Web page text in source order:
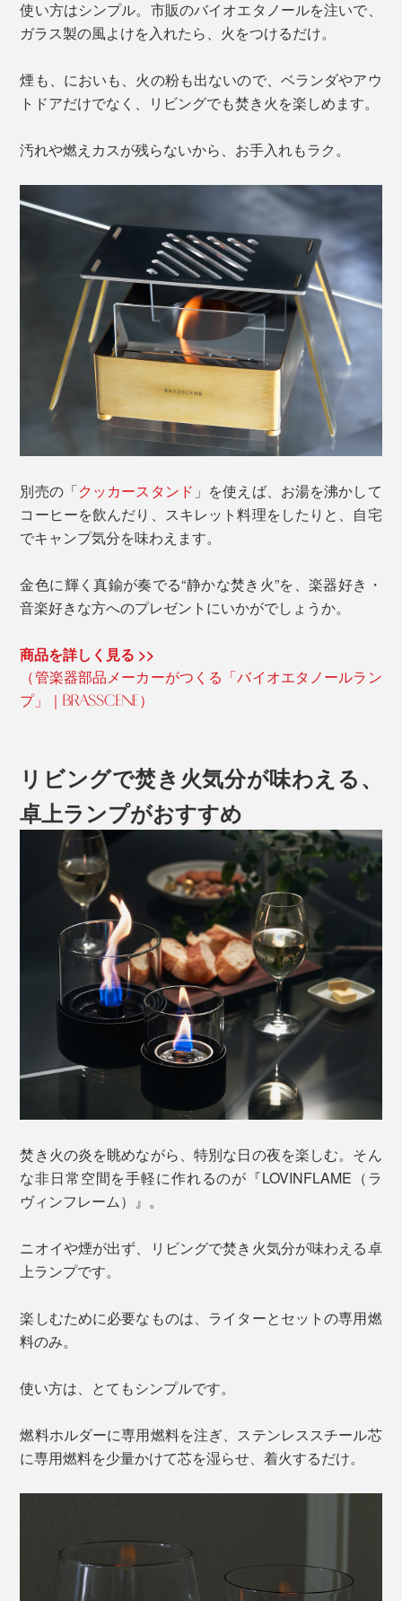
使い方はシンプル。市販のバイオエタノールを注いで、
ガラス製の風よけを入れたら、火をつけるだけ。
煙も、においも、火の粉も出ないので、ベランダやアウ
トドアだけでなく、リビングでも焚き火を楽しめます。
汚れや燃えカスが残らないから、お手入れもラク。
別売の「クッカースタンド 」を使えば、お湯を沸かして
コーヒーを飲んだり、スキレット料理をしたりと、自宅
でキャンプ気分を味わえます。
金色に輝く真鍮が奏でる“静かな焚き火”を、楽器好き・
音楽好きな方へのプレゼントにいかがでしょうか。
商品を詳しく見る >>
（管楽器部品メーカーがつくる「バイオエタノールラン
プ」｜BRASSCENE）
リビングで焚き火気分が味わえる、
卓上ランプがおすすめ
焚き火の炎を眺めながら、特別な日の夜を楽しむ。そん
な非日常空間を手軽に作れるのが『LOVINFLAME（ラ
ヴィンフレーム）』。
ニオイや煙が出ず、リビングで焚き火気分が味わえる卓
上ランプです。
楽しむために必要なものは、ライターとセットの専用燃
料のみ。
使い方は、とてもシンプルです。
燃料ホルダーに専用燃料を注ぎ、ステンレススチール芯
に専用燃料を少量かけて芯を湿らせ、着火するだけ。